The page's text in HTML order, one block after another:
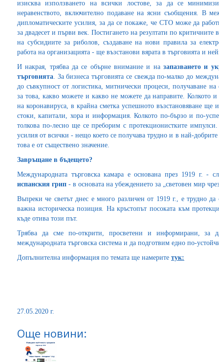
изисква използването на всички лостове, за да се
неравенството, включително подаване на ясни съобщения. В
дипломатическите усилия, за да се покаже, че СТО може да
за двадесет и първи век. Постигането на резултати по
на субсидиите за риболов, създаване на нови правила за
работа на организацията - ще възстанови вярата в търговията и
И накрая, трябва да се обърне внимание и на запазването и
търговията. За бизнеса търговията се свежда по-малко до
до съвкупност от логистика, митнически процеси, получаване
за това, какво можете и какво не можете да направите. Колкото и
на коронавируса, в крайна сметка успешното възстановяване ще
стоки, капитали, хора и информация. Колкото по-бързо и по-
толкова по-лесно ще се преборим с протекционистките
усилия от всички - нещо което се получава трудно и в най-
това е от съществено значение.
Завръщане в бъдещето?
Международната търговска камара е основана през 1919 г. -
испанския грип - в основата на убеждението за „световен мир
Въпреки че светът днес е много различен от 1919 г., е трудно
важна историческа позиция. На кръстопът посоката към
къде отива този път.
Трябва да сме по-открити, просветени и информирани, за
международната търговска система и да подготвим едно по-
Допълнителна информация по темата ще намерите тук:
27.05.2020 г.
Още новини: